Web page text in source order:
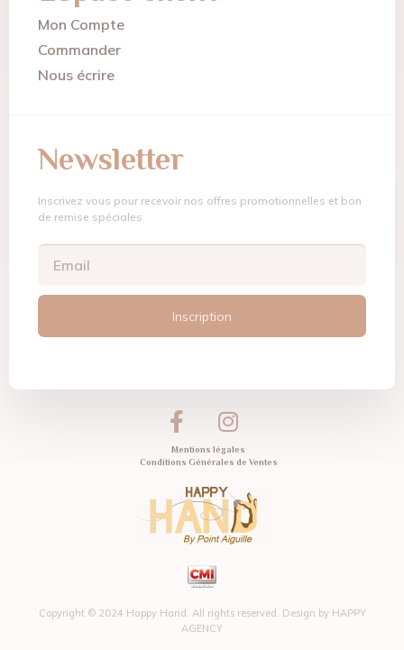
Mon Compte
Commander
Nous écrire
Newsletter
Inscrivez vous pour recevoir nos offres promotionnelles et bon
de remise spéciales
Inscription
Mentions légales
Conditions Générales de Ventes
Copyright © 2024 Happy Hand. All rights reserved. Design by HAPPY
AGENCY